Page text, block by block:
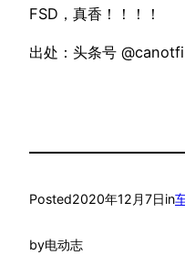
FSD，真香！！！！
出处：头条号
Posted2020年12月7日in
by电动志